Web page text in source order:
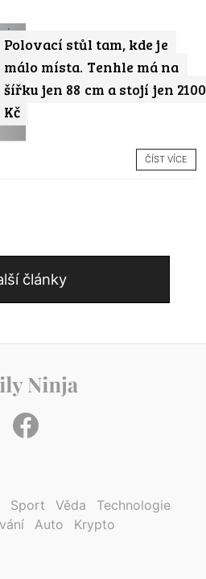
Polovací stůl tam, kde je
málo místa. Tenhle má na
šířku jen 88 cm a stojí jen 2100
Kč
ČÍST VÍCE
články
Sport Věda
Technologie
Auto Krypto